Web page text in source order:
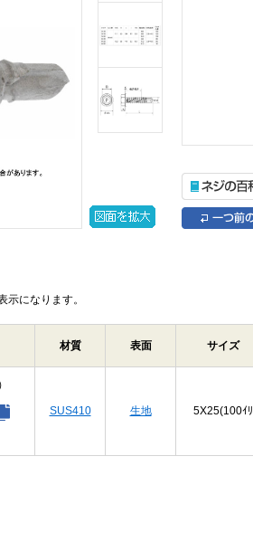
になります。
材質 表面 サイズ
SUS410 生地 5X25(100ｲﾘ